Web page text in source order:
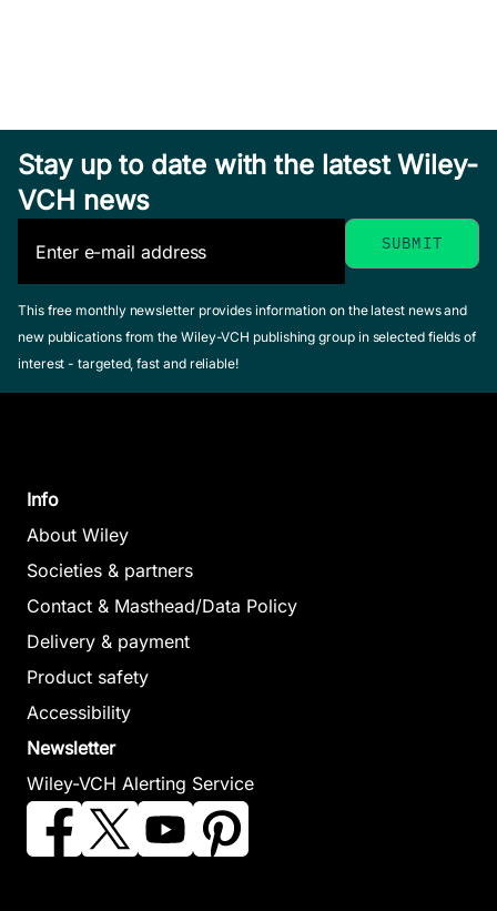
Stay up to date with the latest Wiley-
VCH news
This free monthly newsletter provides information on the latest news and
new publications from the Wiley-VCH publishing group in selected fields of
interest - targeted, fast and reliable!
Info
About Wiley
Societies & partners
Contact & Masthead/Data Policy
Delivery & payment
Product safety
Accessibility
Newsletter
Wiley-VCH Alerting Service